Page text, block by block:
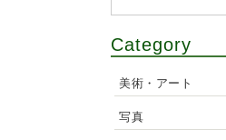
Category
美術・アート
写真